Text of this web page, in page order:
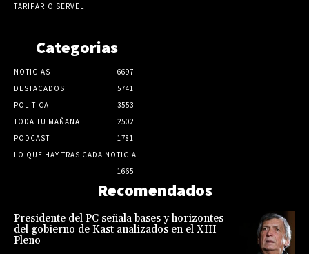
TARIFARIO SERVEL
Categorias
NOTICIAS
6697
DESTACADOS
5741
POLITICA
3553
TODA TU MAÑANA
2502
PODCAST
1781
LO QUE HAY TRAS CADA NOTICIA
1665
Recomendados
Presidente del PC señala bases y horizontes
del gobierno de Kast analizados en el XIII
Pleno